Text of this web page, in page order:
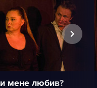
мене любив?